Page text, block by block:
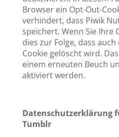
Browser ein Opt-Out-
verhindert, dass Piwik
speichert. Wenn Sie Ihre
dies zur Folge, dass
Cookie gelöscht wird.
einem erneuten Beuch
aktiviert werden.
Datenschutzerklärung
Tumblr